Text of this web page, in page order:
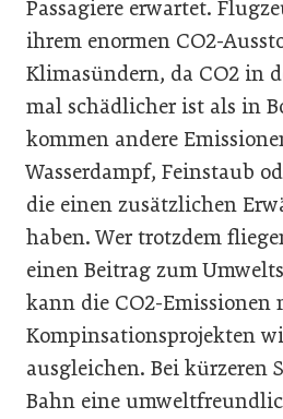
Passagiere erwartet.
ihrem enormen CO2-
Klimasündern, da CO2 in
mal schädlicher ist als in
kommen andere
Wasserdampf, Feinstaub
die einen zusätzlichen
haben. Wer trotzdem
einen Beitrag zum
kann die CO2-
Kompinsationsprojekten
ausgleichen. Bei kürzeren
Bahn eine